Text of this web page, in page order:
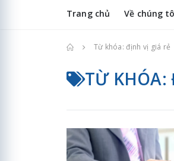
Trang chủ Về chúng
Trang chủTừ khóa: định vị giá rẻ
TỪ KHÓA: